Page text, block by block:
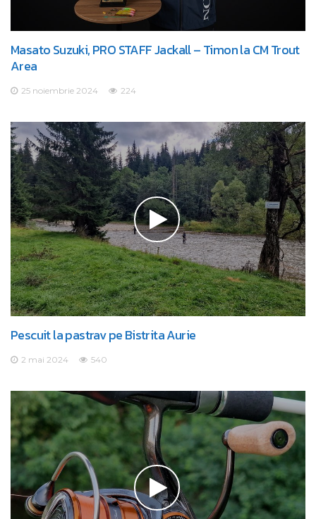
Masato Suzuki, PRO STAFF Jackall – Timon la CM Trout
Area
25 noiembrie 2024 224
Pescuit la pastrav pe Bistrita Aurie
2 mai 2024 540